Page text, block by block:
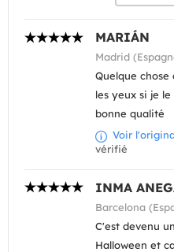
MARIÁN
Madrid
Quelque
les yeux si je le
bonne qualité
Voir
vérifié
INMA
Barcelona
C'est devenu
Halloween et